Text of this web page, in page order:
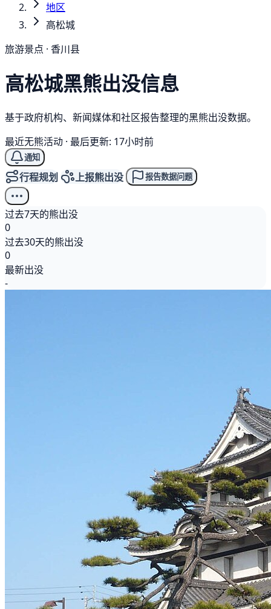
地区
高松城
旅游景点 · 香川县
高松城黑熊出没信息
基于政府机构、新闻媒体和社区报告整理的黑熊出没数据。
最近无熊活动 · 最后更新: 17小时前
通知
行程规划 上报熊出没 报告数据问题
过去7天的熊出没
0
过去30天的熊出没
0
最新出没
-